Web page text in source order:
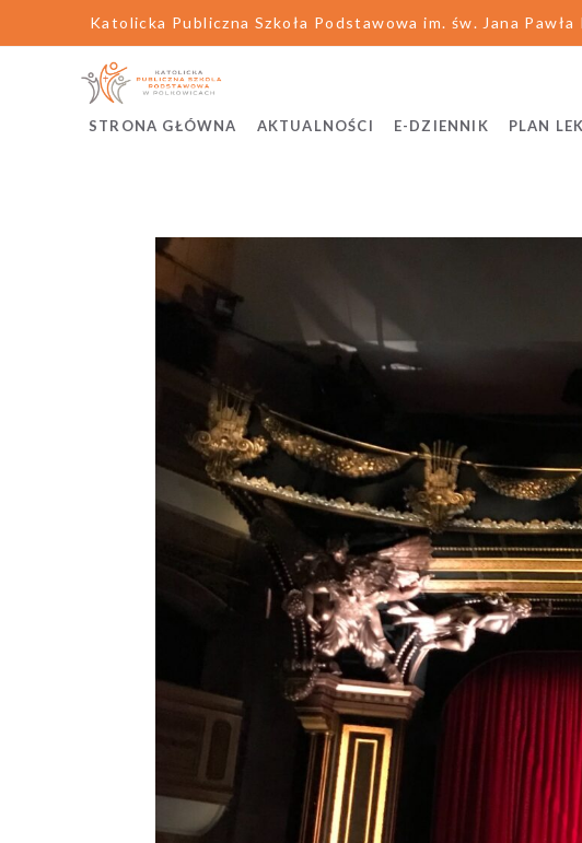
Katolicka Publiczna Szkoła Podstawowa im. św. Jana
STRONA GŁÓWNA AKTUALNOŚCI E-DZIENNIK PLAN